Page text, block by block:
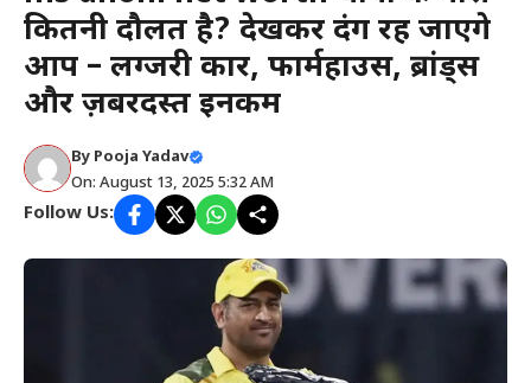
कितनी दौलत है? देखकर दंग रह जाएंगे
आप – लग्जरी कार, फार्महाउस, ब्रांड्स
और ज़बरदस्त इनकम
By Pooja Yadav
On: August 13, 2025 5:32 AM
Follow Us: